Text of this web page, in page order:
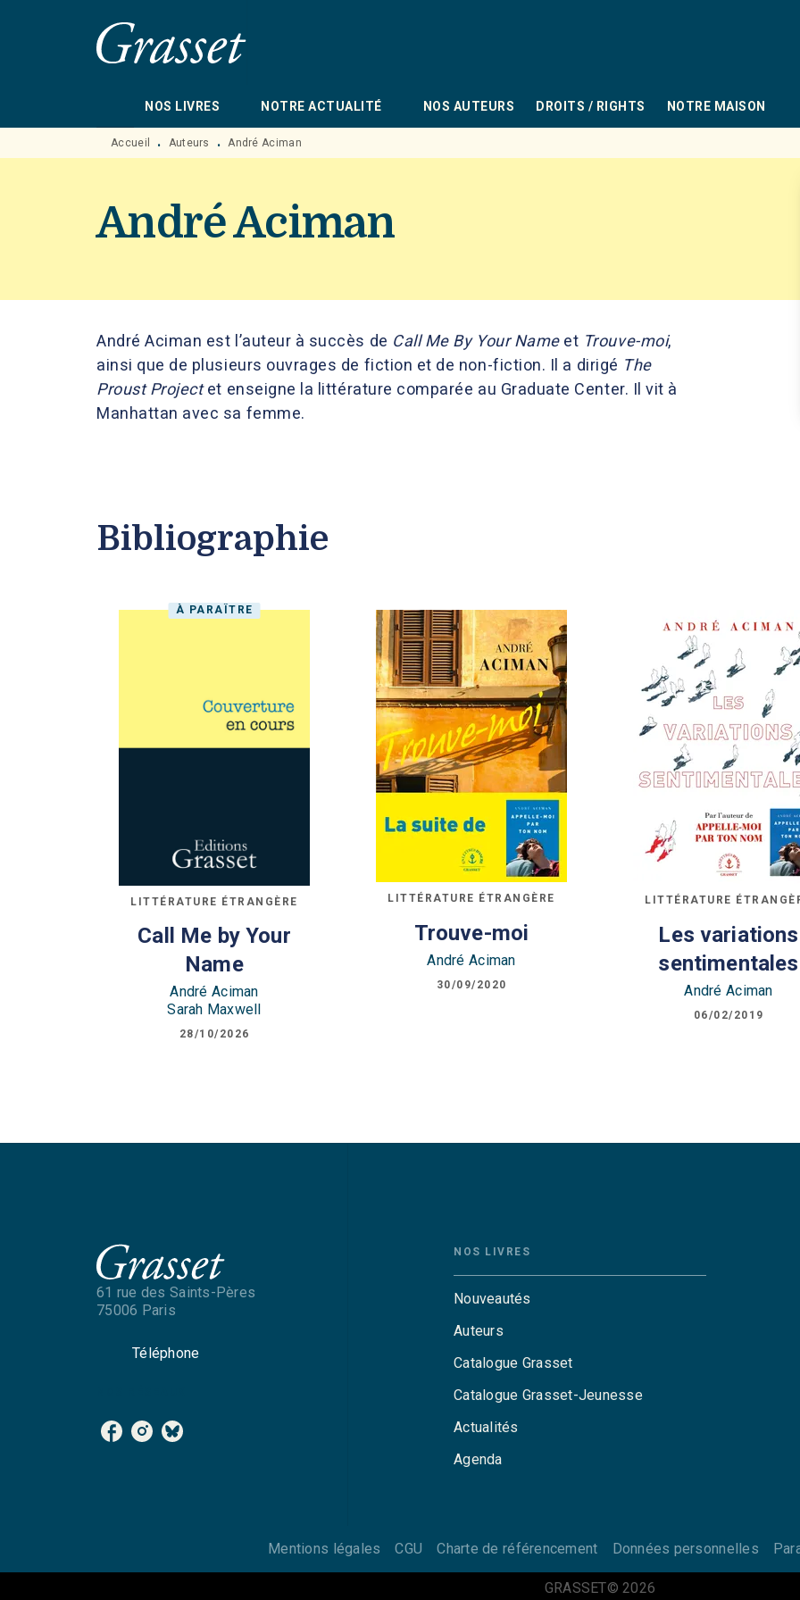
MENU RECHERCHE
NOS LIVRES NOTRE ACTUALITÉ NOS AUTEURS DROITS / RIGHTS NOTRE MAISON
Accueil • Auteurs • André Aciman
André Aciman
André Aciman est l’auteur à succès de Call Me By Your Nameet Trouve-moi,
ainsi que de plusieurs ouvrages de fiction et de non-fiction. Il a dirigé The
Proust Projectet enseigne la littérature comparée au Graduate Center. Il vit à
Manhattan avec sa femme.
Bibliographie
À PARAÎTRE
LITTÉRATURE ÉTRANGÈRE
Call Me by Your
Name
André Aciman
Sarah Maxwell
28/10/2026
LITTÉRATURE ÉTRANGÈRE
Trouve-moi
André Aciman
30/09/2020
LITTÉRATURE
Les variations
sentimentales
André Aciman
06/02/2019
61 rue des Saints-Pères
75006 Paris
Téléphone
NOS LIVRES
Nouveautés
Auteurs
Catalogue Grasset
Catalogue Grasset-Jeunesse
Actualités
Agenda
Mentions légales CGU Charte de référencement Données personnelles
GRASSET© 2026